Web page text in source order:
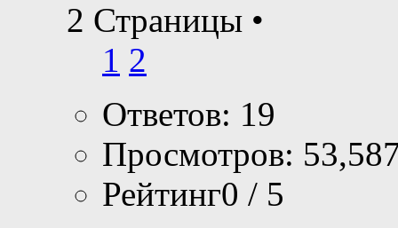
2 Страницы •
1 2
Ответов: 19
Просмотров:
Рейтинг0 / 5